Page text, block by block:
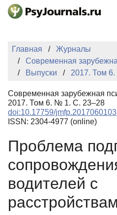
Перейти к основному
БАЗА
Регистрация
Главная
Журналы
Современная
Выпуски
2017. Том
Современная зарубежная
2017. Том 6. № 1. С. 23–28
doi:10.17759/jmfp.2017060103
ISSN: 2304-4977 (online)
Проблема
водителей с